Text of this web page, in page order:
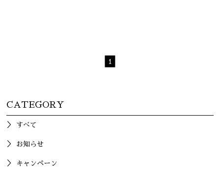
CATEGORY
すべて
お知らせ
キャンペーン
1